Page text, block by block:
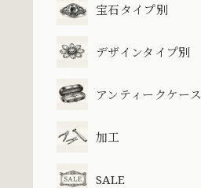
宝石タイプ別
デザインタイプ別
アンティークケース
加工
SALE